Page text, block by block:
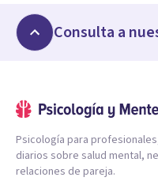
Consulta a
Psicología para
diarios sobre salud mental,
relaciones de pareja.